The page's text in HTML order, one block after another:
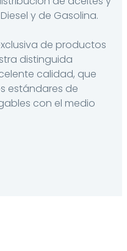
y de Gasolina.
de productos
distinguida
calidad, que
estándares de
con el medio